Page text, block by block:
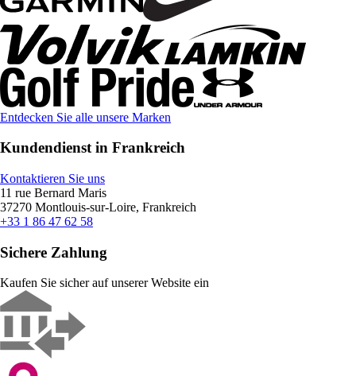
Entdecken Sie alle unsere Marken
Kundendienst in Frankreich
Kontaktieren Sie uns
11 rue Bernard Maris
37270 Montlouis-sur-Loire, Frankreich
+33 1 86 47 62 58
Sichere Zahlung
Kaufen Sie sicher auf unserer Website ein